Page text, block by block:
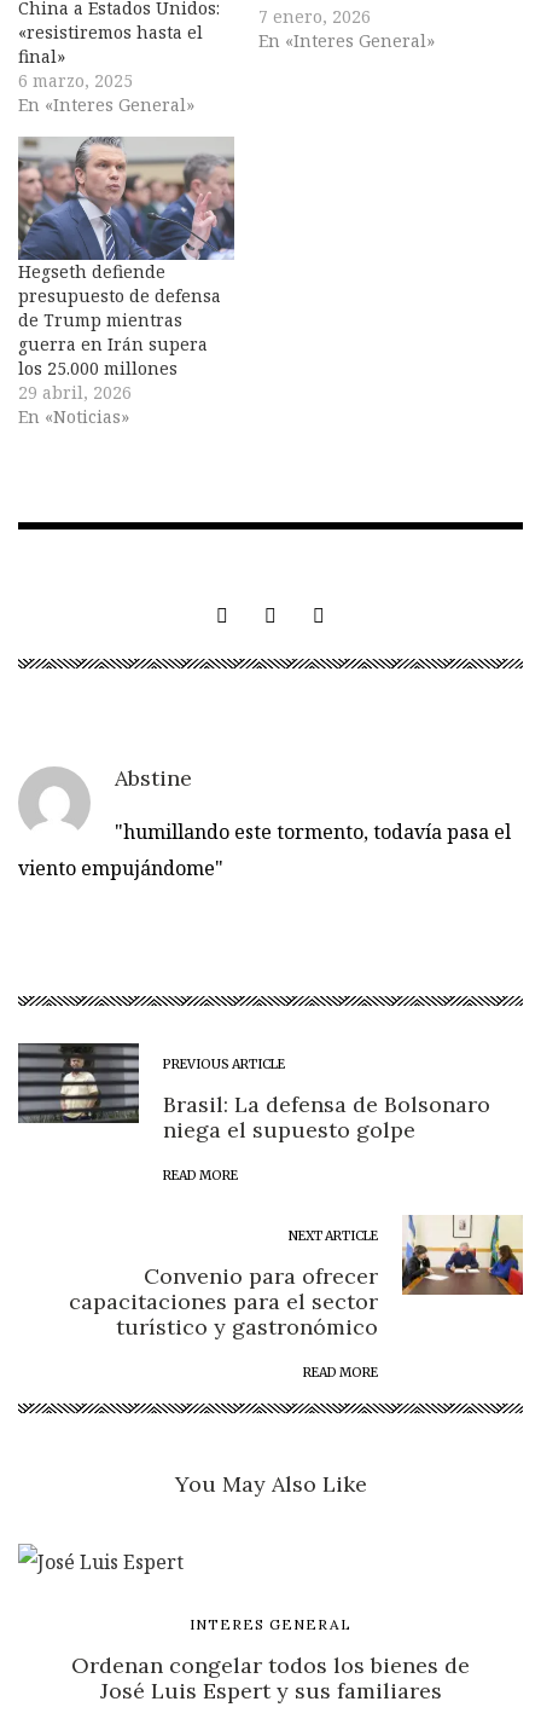
China a Estados Unidos:
«resistiremos hasta el
final»
6 marzo, 2025
En «Interes General»
7 enero, 2026
En «Interes General»
Hegseth defiende
presupuesto de defensa
de Trump mientras
guerra en Irán supera
los 25.000 millones
29 abril, 2026
En «Noticias»
Abstine
"humillando este tormento, todavía pasa el
viento empujándome"
PREVIOUS ARTICLE
Brasil: La defensa de Bolsonaro
niega el supuesto golpe
READ MORE
NEXT ARTICLE
Convenio para ofrecer
capacitaciones para el sector
turístico y gastronómico
READ MORE
You May Also Like
INTERES GENERAL
Ordenan congelar todos los bienes de
José Luis Espert y sus familiares